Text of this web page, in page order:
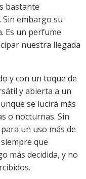
bastante
Sin embargo su
Es un perfume
nuestra llegada
y con un toque de
y abierta a un
se lucirá más
o nocturnas. Sin
un uso más de
que
más decidida, y no